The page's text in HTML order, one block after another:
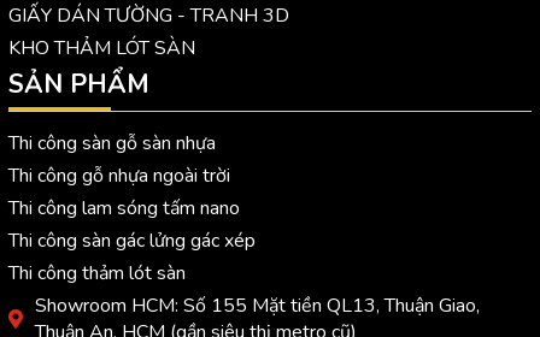
GIẤY DÁN TƯỜNG - TRANH 3D
KHO THẢM LÓT SÀN
SẢN PHẨM
Thi công sàn gỗ sàn nhựa
Thi công gỗ nhựa ngoài trời
Thi công lam sóng tấm nano
Thi công sàn gác lửng gác xép
Thi công thảm lót sàn
Showroom HCM: Số 155 Mặt tiền QL13, Thuận Giao,